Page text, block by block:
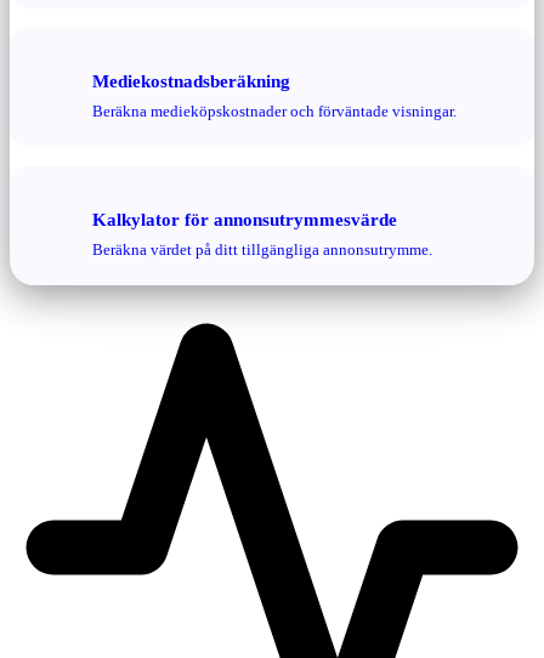
Mediekostnadsberäkning
Beräkna medieköpskostnader och förväntade visningar.
Kalkylator för annonsutrymmesvärde
Beräkna värdet på ditt tillgängliga annonsutrymme.